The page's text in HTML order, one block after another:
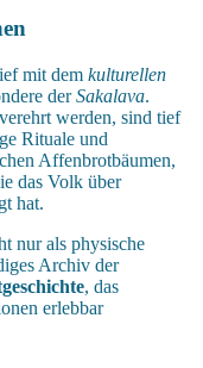
mit dem kulturellen
derSakalava.
werden, sind tief
Rituale und
Affenbrotbäumen,
das Volk über
hat.
nur als physische
Archiv der
, das
erlebbar